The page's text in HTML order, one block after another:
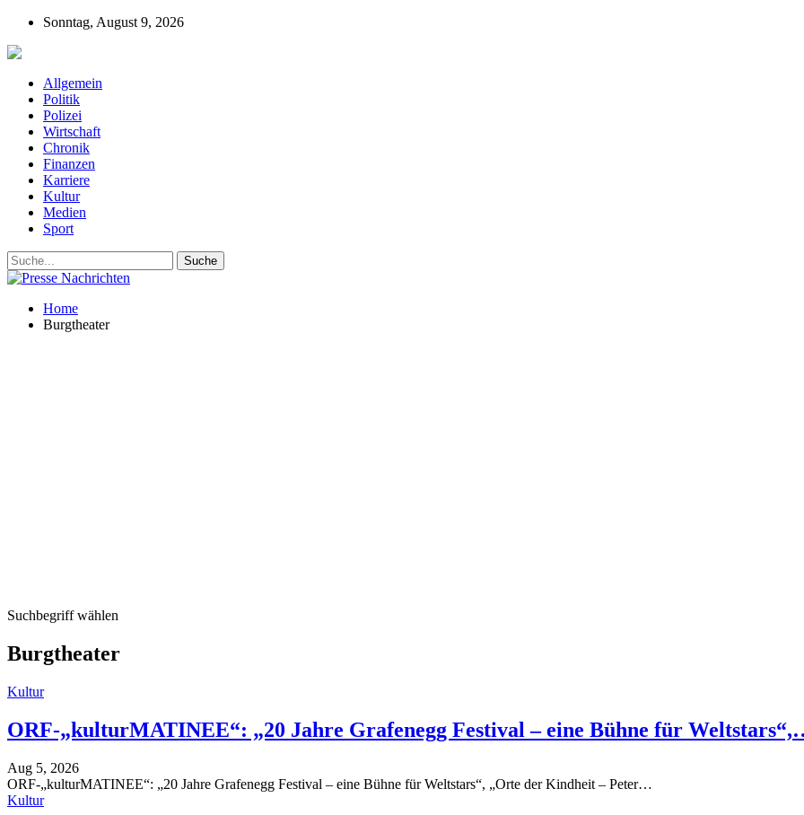
Sonntag, August 9, 2026
Allgemein
Politik
Polizei
Wirtschaft
Chronik
Finanzen
Karriere
Kultur
Medien
Sport
Home
Burgtheater
Suchbegriff wählen
Burgtheater
Kultur
ORF-„kulturMATINEE“: „20 Jahre Grafenegg Festival – eine Bühne für
Aug 5, 2026
ORF-„kulturMATINEE“: „20 Jahre Grafenegg Festival – eine Bühne für Weltstars“, „Orte der Kindheit – Peter…
Kultur